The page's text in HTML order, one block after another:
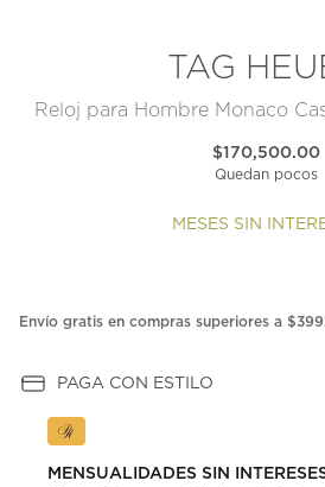
TAG
Reloj para Hombre Monaco
$170,500.00
Quedan pocos
MESES SIN
Envío gratis en compras superiores a
PAGA CON ESTILO
MENSUALIDADES SIN